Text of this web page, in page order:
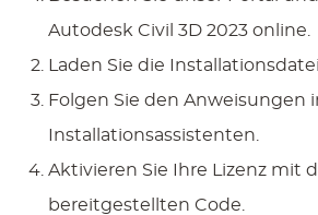
Autodesk Civil 3D 2023 online
Laden Sie die
Folgen Sie den Anweisungen
Installationsassistenten.
Aktivieren Sie Ihre Lizenz mit
bereitgestellten Code.